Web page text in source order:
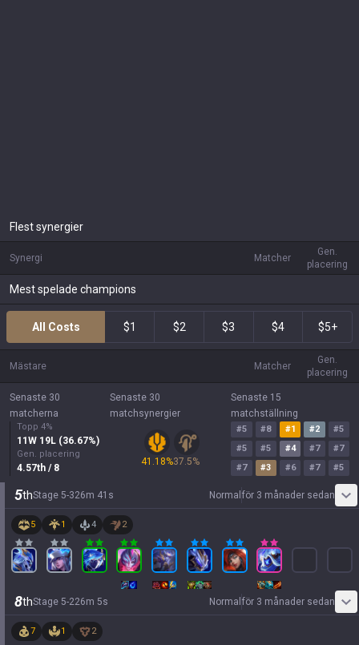
Flest synergier
Synergi Matcher
Gen.
placering
Mest spelade champions
All Costs $1 $2 $3 $4 $5+
Mästare Matcher
Gen.
placering
Senaste 30
matcherna
Topp 4%
11 W 19L (36.67%)
Gen. placering
4.57th / 8
Senaste 30
matchsynergier
41.18%37.5%
Senaste 15
matchställning
#5 #8 #1 #2 #5
#5 #5 #4 #7 #7
#7 #3 #6 #7 #5
5thStage 5-326m 41 s Normal för 3 månader sedan
5 1 4 2
8thStage 5-226m 5s Normal för 3 månader sedan
7 1 2